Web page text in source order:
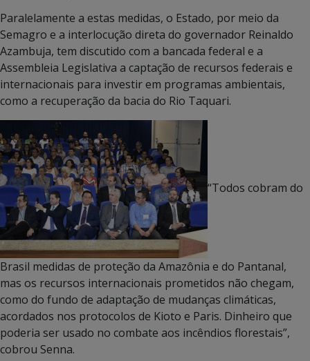
Paralelamente a estas medidas, o Estado, por meio da
Semagro e a interlocução direta do governador Reinaldo
Azambuja, tem discutido com a bancada federal e a
Assembleia Legislativa a captação de recursos federais e
internacionais para investir em programas ambientais,
como a recuperação da bacia do Rio Taquari.
“Todos cobram do
Brasil medidas de proteção da Amazônia e do Pantanal,
mas os recursos internacionais prometidos não chegam,
como do fundo de adaptação de mudanças climáticas,
acordados nos protocolos de Kioto e Paris. Dinheiro que
poderia ser usado no combate aos incêndios florestais”,
cobrou Senna.